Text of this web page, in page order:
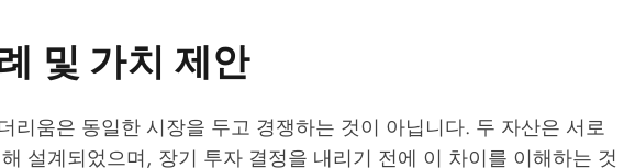
및 가치 제안
리움은 동일한 시장을 두고 경쟁하는 것이 아닙니다. 두 자산은 서로
설계되었으며, 장기 투자 결정을 내리기 전에 이 차이를 이해하는 것